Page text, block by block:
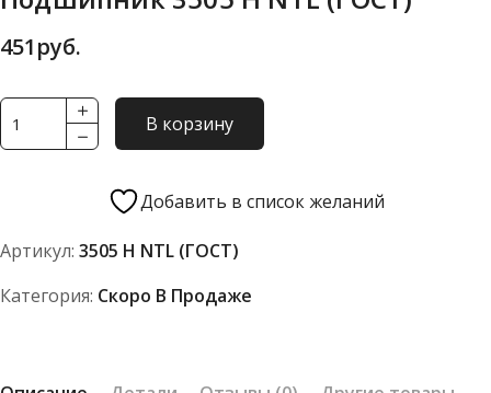
451руб.
Количество
товара
NTL
В корзину
Добавить в список желаний
Артикул: 3505 Н NTL (ГОСТ)
Категория: Скоро В Продаже